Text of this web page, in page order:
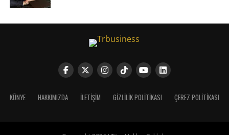
KÜNYE HAKKIMIZDA İLETIŞIM GIZLILIK POLITIKASI ÇEREZ POLITIKASI